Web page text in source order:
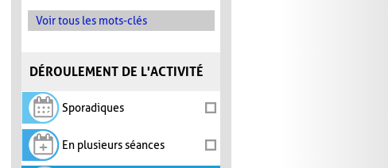
Voir tous les mots-clés
DÉROULEMENT DE L'ACTIVITÉ
Sporadiques
En plusieurs séances